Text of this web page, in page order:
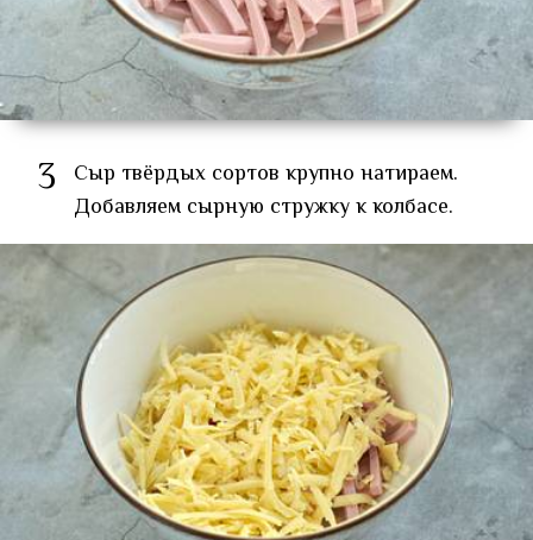
3
Сыр твёрдых сортов крупно натираем.
Добавляем сырную стружку к колбасе.